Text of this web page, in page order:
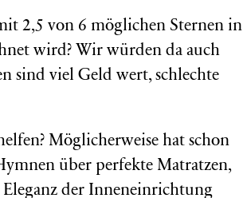
2,5 von 6 möglichen Sternen in
wird? Wir würden da auch
sind viel Geld wert, schlechte
Möglicherweise hat schon
über perfekte Matratzen,
der Inneneinrichtung